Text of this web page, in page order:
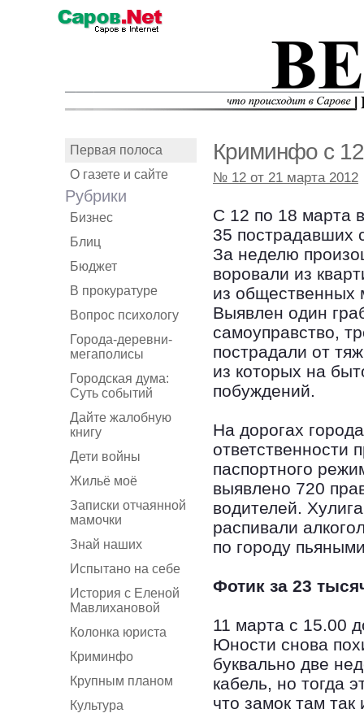
Первая полоса
О газете и сайте
Рубрики
Бизнес
Блиц
Бюджет
В прокуратуре
Вопрос психологу
Города-деревни-
мегаполисы
Городская дума:
Суть событий
Дайте жалобную
книгу
Дети войны
Жильё моё
Записки отчаянной
мамочки
Знай наших
Испытано на себе
История с Еленой
Мавлихановой
Колонка юриста
Криминфо
Крупным планом
Культура
Криминфо с
№ 12 от 21 марта 2012
С 12 по 18 марта
35 пострадавших
За неделю
воровали из
из общественных
Выявлен один
самоуправство,
пострадали от
из которых на
побуждений.
На дорогах
ответственности
паспортного
выявлено 720
водителей.
распивали
по городу
Фотик за 23
11 марта с 15.00
Юности снова
буквально две
кабель, но тогда
что замок там